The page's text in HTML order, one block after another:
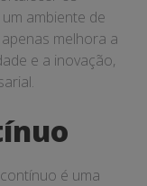
ambiente de
melhora a
e a inovação,
é uma